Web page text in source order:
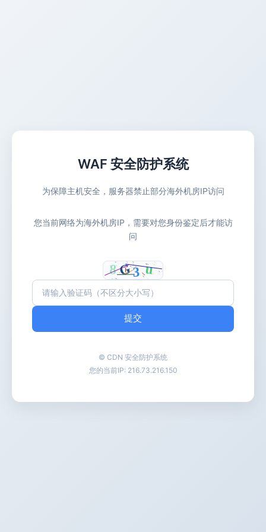
WAF 安全防护系统
为保障主机安全，服务器禁止部分海外机房IP访问
您当前网络为海外机房IP，需要对您身份鉴定后才能访
问
提交
© CDN 安全防护系统
您的当前IP: 216.73.216.150